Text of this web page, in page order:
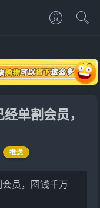
单割会员，
推送
员，圈钱千万